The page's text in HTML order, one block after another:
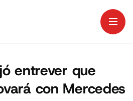
entrever que
con Mercedes